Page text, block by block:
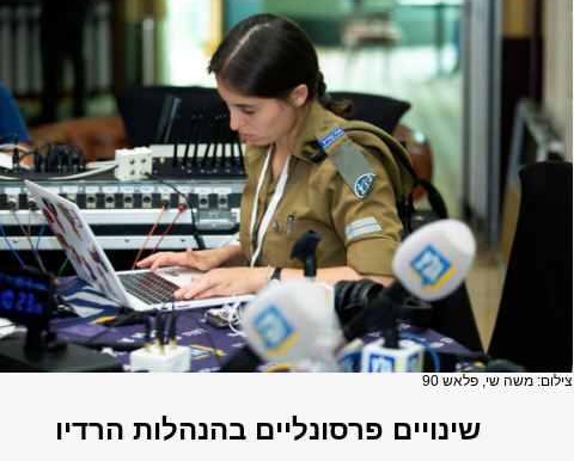
צילום: משה שי, פלאש 90
שינויים פרסונליים בהנהלות הרדיו